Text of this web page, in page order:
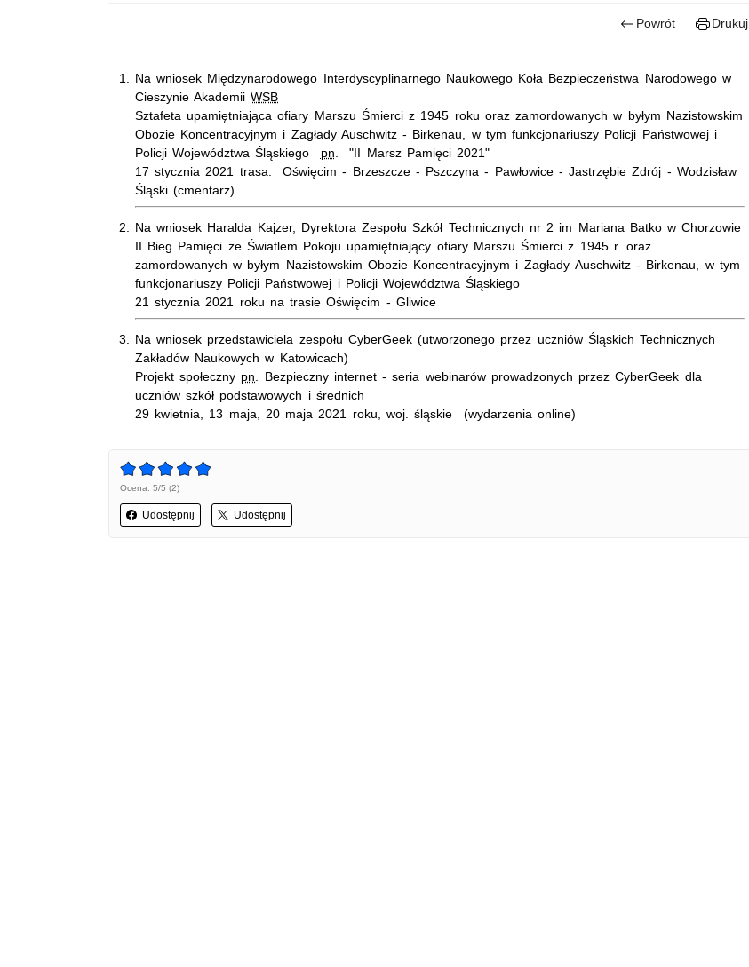
Powrót Drukuj
Na wniosek Międzynarodowego Interdyscyplinarnego Naukowego Koła Bezpieczeństwa Narodowego w
Cieszynie AkademiiWSB
Sztafeta upamiętniająca ofiary Marszu Śmierci z 1945 roku oraz zamordowanych w byłym Nazistowskim
Obozie Koncentracyjnym i Zagłady Auschwitz - Birkenau, w tym funkcjonariuszy Policji Państwowej i
Policji Województwa Śląskiego pn . "II Marsz Pamięci 2021"
17 stycznia 2021 trasa: Oświęcim - Brzeszcze - Pszczyna - Pawłowice - Jastrzębie Zdrój - Wodzisław
Śląski (cmentarz)
Na wniosek Haralda Kajzer, Dyrektora Zespołu Szkół Technicznych nr 2 im Mariana Batko w Chorzowie
II Bieg Pamięci ze Światlem Pokoju upamiętniający ofiary Marszu Śmierci z 1945 r. oraz
zamordowanych w byłym Nazistowskim Obozie Koncentracyjnym i Zagłady Auschwitz - Birkenau, w tym
funkcjonariuszy Policji Państwowej i Policji Województwa Śląskiego
21 stycznia 2021 roku na trasie Oświęcim - Gliwice
Na wniosek przedstawiciela zespołu CyberGeek(utworzonego przez uczniów Śląskich Technicznych
Zakładów Naukowych w Katowicach)
Projekt społeczny pn . Bezpieczny internet - seria webinarów prowadzonych przezCyberGeek dla
uczniów szkół podstawowych i średnich
29 kwietnia, 13 maja, 20 maja 2021 roku, woj. śląskie (wydarzenia online)
Ocena: 5/5 (2)
Udostępnij Udostępnij